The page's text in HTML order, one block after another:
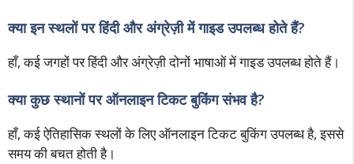
क्या इन स्थलों पर हिंदी और अंग्रेज़ी में गाइड उपलब्ध होते हैं?
हाँ, कई जगहों पर हिंदी और अंग्रेज़ी दोनों भाषाओं में गाइड उपलब्ध होते हैं।
क्या कुछ स्थानों पर ऑनलाइन टिकट बुकिंग संभव है?
हाँ, कई ऐतिहासिक स्थलों के लिए ऑनलाइन टिकट बुकिंग उपलब्ध है, इससे
समय की बचत होती है।